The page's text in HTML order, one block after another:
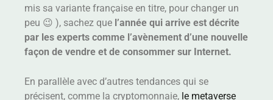
mis sa variante française en titre, pour changer un
peu 😉 ), sachez que l’année qui arrive est décrite
par les experts comme l’avènement d’une nouvelle
façon de vendre et de consommer sur Internet.
En parallèle avec d’autres tendances qui se
précisent, comme la cryptomonnaie, le metaverse